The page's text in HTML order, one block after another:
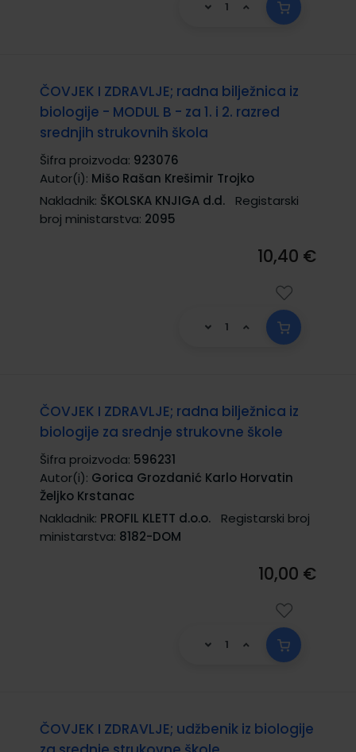
ČOVJEK I ZDRAVLJE; radna bilježnica iz
biologije - MODUL B - za 1. i 2. razred
srednjih strukovnih škola
Šifra proizvoda: 923076
Autor(i): Mišo Rašan Krešimir Trojko
Nakladnik: ŠKOLSKA KNJIGA d.d.
Registarski
broj ministarstva: 2095
10,40 €
ČOVJEK I ZDRAVLJE; radna bilježnica iz
biologije za srednje strukovne škole
Šifra proizvoda: 596231
Autor(i): Gorica Grozdanić Karlo Horvatin
Željko Krstanac
Nakladnik: PROFIL KLETT d.o.o.
Registarski broj
ministarstva: 8182-DOM
10,00 €
ČOVJEK I ZDRAVLJE; udžbenik iz biologije